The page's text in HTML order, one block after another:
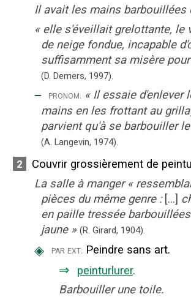
Il avait les mains barbouillées
« elle s'éveillait grelottante, le
de neige fondue, incapable
suffisamment sa misère
(D. Demers, 1997).
‒ pronom. « Il essaie d'enlever
mains en les frottant au
parvient qu'à se barbouiller
(A. Langevin, 1974).
2
Couvrir grossièrement de
La salle à manger «
pièces du même genre : [...]
en paille tressée
jaune » (R. Girard, 1904).
◈ par ext. Peindre sans art.
⇒ peinturlurer.
Barbouiller une toile.